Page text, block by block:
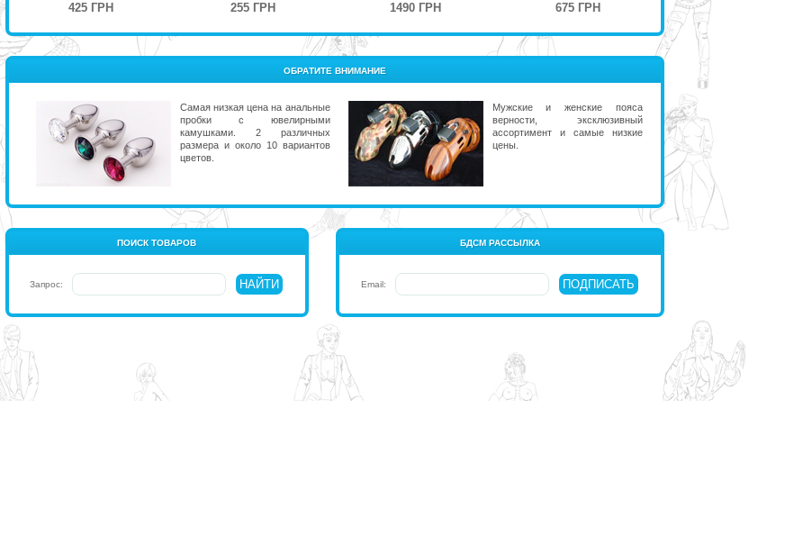
425 ГРН 255 ГРН 1490 ГРН 675 ГРН
ОБРАТИТЕ ВНИМАНИЕ
Самая низкая цена на анальные
пробки с ювелирными
камушками. 2 различных
размера и около 10 вариантов
цветов.
Мужские и женские пояса
верности, эксклюзивный
ассортимент и самые низкие
цены.
ПОИСК ТОВАРОВ
Запрос:
БДСМ РАССЫЛКА
Email: